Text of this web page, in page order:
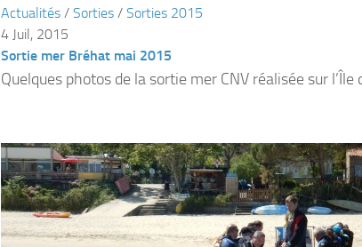
Actualités / Sorties / Sorties 2015
4 Juil, 2015
Sortie mer Bréhat mai 2015
Quelques photos de la sortie mer CNV réalisée sur